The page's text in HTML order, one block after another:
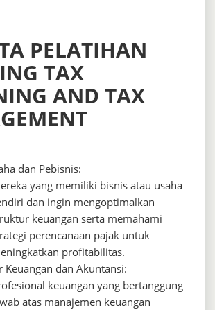
PELATIHAN
TAX
AND TAX
dan Pebisnis:
yang memiliki bisnis atau usaha
dan ingin mengoptimalkan
keuangan serta memahami
perencanaan pajak untuk
profitabilitas.
Keuangan dan Akuntansi:
keuangan yang bertanggung
atas manajemen keuangan